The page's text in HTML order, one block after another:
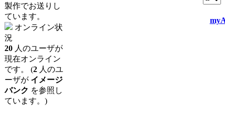
製作でお送りし
ています。
オンライン状
況
20 人のユーザが
現在オンライン
です。 (2 人のユ
ーザが イメージ
バンク を参照し
ています。)